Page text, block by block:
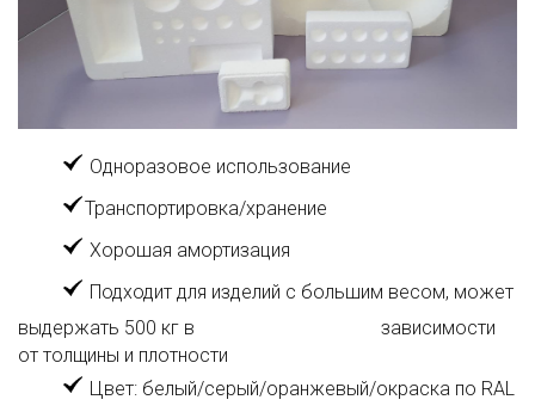
Одноразовое использование
Транспортировка/хранение
Хорошая амортизация
Подходит для изделий с большим весом, может
выдержать 500 кг в зависимости
от толщины и плотности
Цвет: белый/серый/оранжевый/окраска по RAL